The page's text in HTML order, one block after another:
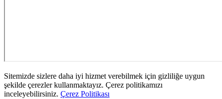
Sitemizde sizlere daha iyi hizmet verebilmek için gizliliğe uygun
şekilde çerezler kullanmaktayız. Çerez politikamızı
inceleyebilirsiniz. Çerez Politikası